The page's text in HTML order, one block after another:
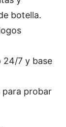
botella.
24/7 y base
para probar